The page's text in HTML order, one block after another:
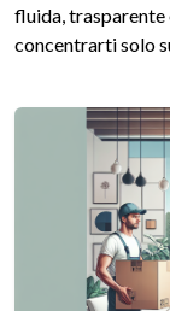
fluida,
concentrarti solo